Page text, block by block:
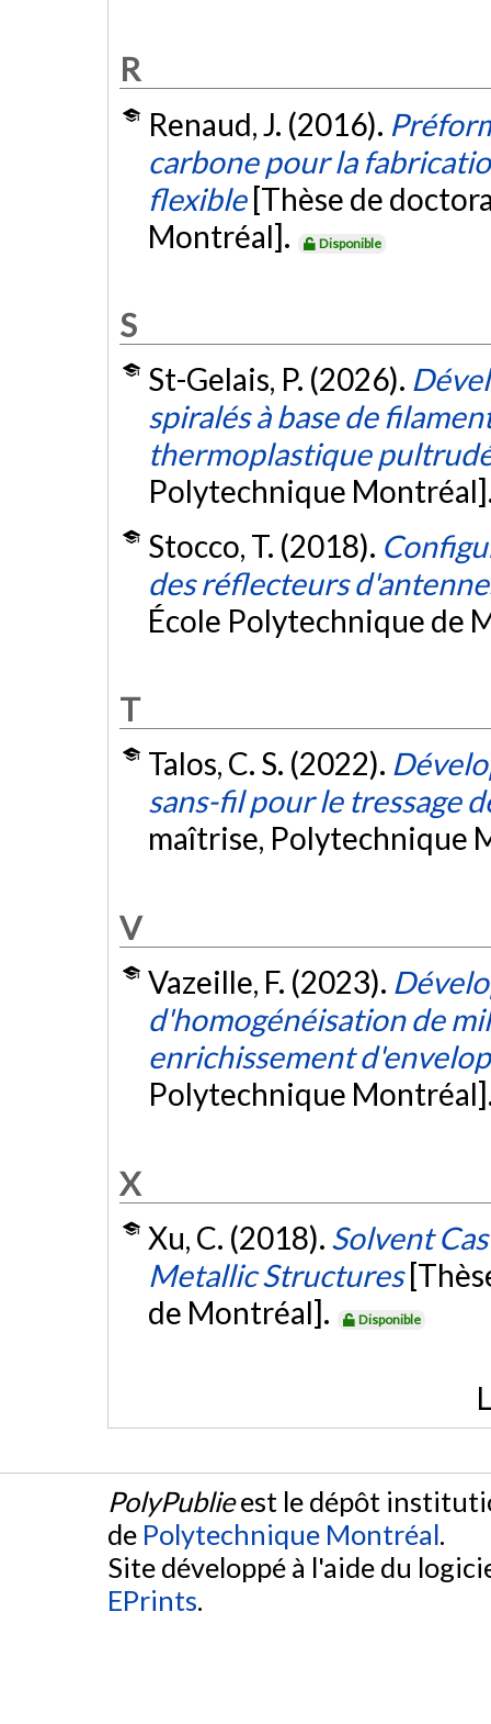
R
Renaud, J. (2016).
carbone pour la
flexible [Thèse de
Montréal].
Disponible
S
St-Gelais, P. (2026).
spiralés à base de
thermoplastique
Polytechnique
Stocco, T. (2018).
des réflecteurs
École Polytechnique de
T
Talos, C. S. (2022).
sans-fil pour le tressage
maîtrise, Polytechnique
V
Vazeille, F. (2023).
d'homogénéisation de
enrichissement
Polytechnique
X
Xu, C. (2018). Solvent
Metallic Structures
de Montréal].
Disponible
PolyPublieest le dépôt
de Polytechnique Montréal.
Site développé à l'aide du
EPrints.